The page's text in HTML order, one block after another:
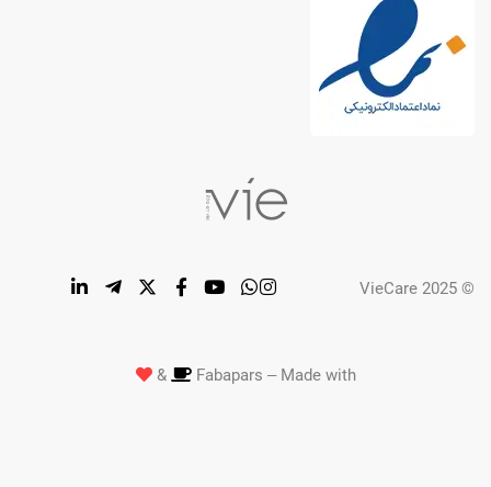
© VieCare 2025
Fabapars – Made with
&